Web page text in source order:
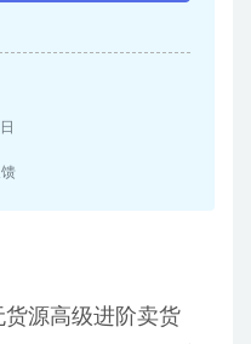
源高级进阶卖货